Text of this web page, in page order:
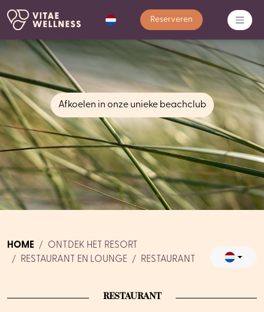
Reserveren
Afkoelen in onze unieke beachclub
HOME
ONTDEK HET RESORT
RESTAURANT EN LOUNGE
RESTAURANT
RESTAURANT